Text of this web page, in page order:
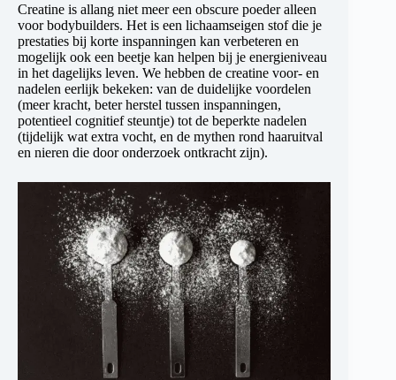
Creatine is allang niet meer een obscure poeder alleen
voor bodybuilders. Het is een lichaamseigen stof die je
prestaties bij korte inspanningen kan verbeteren en
mogelijk ook een beetje kan helpen bij je energieniveau
in het dagelijks leven. We hebben de creatine voor- en
nadelen eerlijk bekeken: van de duidelijke voordelen
(meer kracht, beter herstel tussen inspanningen,
potentieel cognitief steuntje) tot de beperkte nadelen
(tijdelijk wat extra vocht, en de mythen rond haaruitval
en nieren die door onderzoek ontkracht zijn).